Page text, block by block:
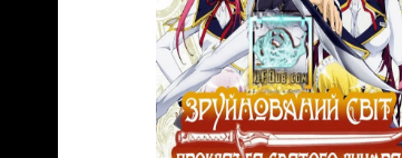
Переглядів
0 20